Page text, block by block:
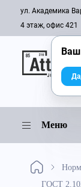
ул. Академика
4 этаж, офис 421
Меню
ГОСТ
Ваш